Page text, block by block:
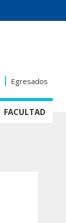
Egresados
FACULTAD